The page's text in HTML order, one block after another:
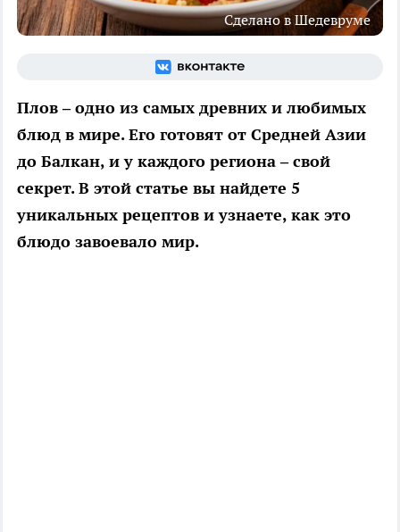
Сделано в Шедевруме
Плов – одно из самых древних и любимых
блюд в мире. Его готовят от Средней Азии
до Балкан, и у каждого региона – свой
секрет. В этой статье вы найдете 5
уникальных рецептов и узнаете, как это
блюдо завоевало мир.